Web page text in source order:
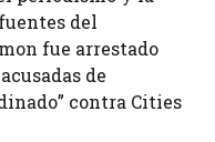
del
fue arrestado
de
contra Cities